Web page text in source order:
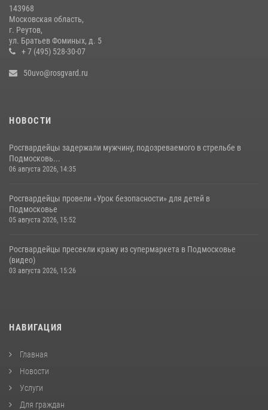
08 июля 2026, 16:30
143968
Московская область,
г. Реутов,
ул. Братьев Фоминых, д. 5
+ 7 (495) 528-30-07
50uvo@rosgvard.ru
НОВОСТИ
Росгвардейцы задержали мужчину, подозреваемого в стрельбе в
Подмосковь...
06 августа 2026, 14:35
Росгвардейцы провели «Урок безопасности» для детей в
Подмосковье
05 августа 2026, 15:52
Росгвардейцы пресекли кражу из супермаркета в Подмосковье
(видео)
03 августа 2026, 15:26
НАВИГАЦИЯ
Главная
Новости
Услуги
Для граждан